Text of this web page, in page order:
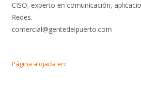
CISO, experto en comunicación,
Redes.
comercial@gentedelpuerto.com
Página alojada en: